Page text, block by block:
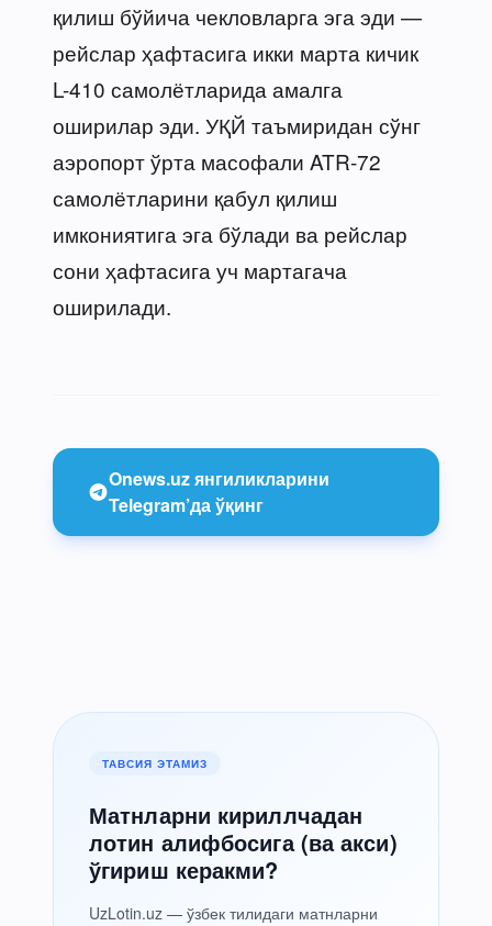
қилиш бўйича чекловларга эга эди —
рейслар ҳафтасига икки марта кичик
L-410 самолётларида амалга
оширилар эди. УҚЙ таъмиридан сўнг
аэропорт ўрта масофали ATR-72
самолётларини қабул қилиш
имкониятига эга бўлади ва рейслар
сони ҳафтасига уч мартагача
оширилади.
Onews.uz янгиликларини
Telegram’да ўқинг
ТАВСИЯ ЭТАМИЗ
Матнларни кириллчадан
лотин алифбосига (ва акси)
ўгириш керакми?
UzLotin.uz — ўзбек тилидаги матнларни